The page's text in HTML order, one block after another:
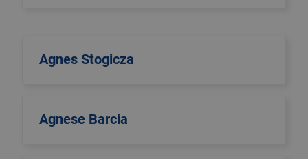
Agnes Stogicza
Agnese Barcia